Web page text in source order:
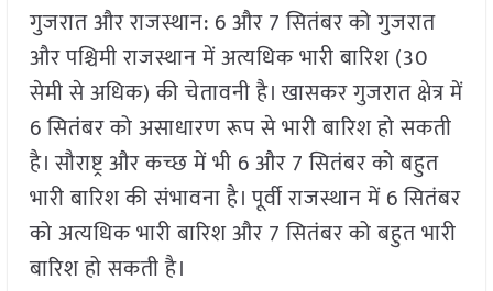
गुजरात और राजस्थान: 6 और 7 सितंबर को गुजरात
और पश्चिमी राजस्थान में अत्यधिक भारी बारिश (30
सेमी से अधिक) की चेतावनी है। खासकर गुजरात क्षेत्र में
6 सितंबर को असाधारण रूप से भारी बारिश हो सकती
है। सौराष्ट्र और कच्छ में भी 6 और 7 सितंबर को बहुत
भारी बारिश की संभावना है। पूर्वी राजस्थान में 6 सितंबर
को अत्यधिक भारी बारिश और 7 सितंबर को बहुत भारी
बारिश हो सकती है।